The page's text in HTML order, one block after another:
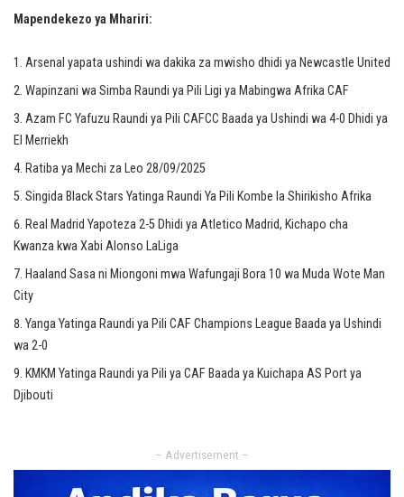
Mapendekezo ya Mhariri:
Arsenal yapata ushindi wa dakika za mwisho dhidi ya Newcastle United
Wapinzani wa Simba Raundi ya Pili Ligi ya Mabingwa Afrika CAF
Azam FC Yafuzu Raundi ya Pili CAFCC Baada ya Ushindi wa 4-0 Dhidi ya
El Merriekh
Ratiba ya Mechi za Leo 28/09/2025
Singida Black Stars Yatinga Raundi Ya Pili Kombe la Shirikisho Afrika
Real Madrid Yapoteza 2-5 Dhidi ya Atletico Madrid, Kichapo cha
Kwanza kwa Xabi Alonso LaLiga
Haaland Sasa ni Miongoni mwa Wafungaji Bora 10 wa Muda Wote Man
City
Yanga Yatinga Raundi ya Pili CAF Champions League Baada ya Ushindi
wa 2-0
KMKM Yatinga Raundi ya Pili ya CAF Baada ya Kuichapa AS Port ya
Djibouti
– Advertisement –